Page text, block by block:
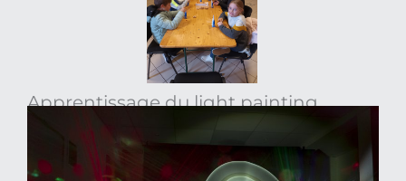
Apprentissage du light painting